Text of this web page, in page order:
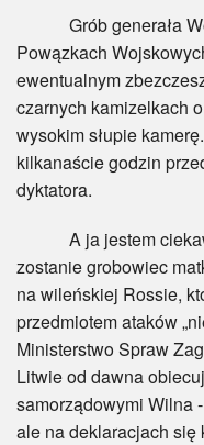
BlogAiD
Zaproszenia
Grób generała
Powązkach
ewentualnym
czarnych kamizelkach
wysokim słupie
kilkanaście godzin
dyktatora.
A ja jestem
zostanie grobowiec
na wileńskiej Rossie,
przedmiotem ataków
Ministerstwo Spraw
Litwie od dawna
samorządowymi Wilna
ale na deklaracjach się